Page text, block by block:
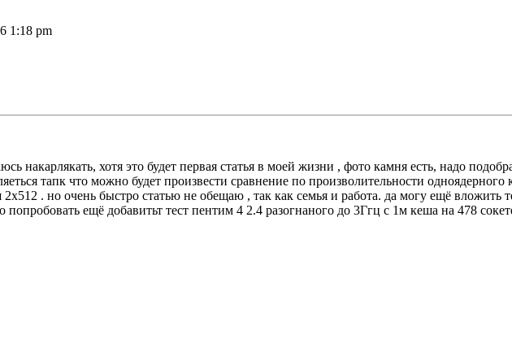
1:18 pm
накарлякать, хотя это будет первая статья в моей жизни , фото камня есть, надо
тапк что можно будет произвести сравнение по произволительности
. но очень быстро статью не обещаю , так как семья и работа. да могу ещё вложить
ещё добавитьт тест пентим 4 2.4 разогнаного до 3Ггц с 1м кеша на 478